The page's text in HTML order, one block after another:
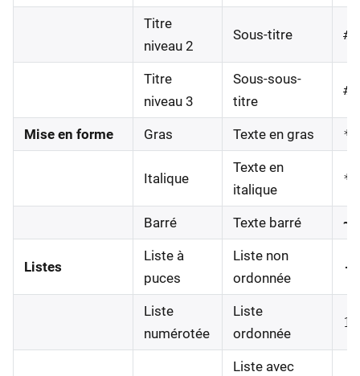
Titre
niveau 2
Sous-titre
Titre
niveau 3
Sous-sous-
titre
Mise en forme Gras Texte en gras
Italique
Texte en
italique
Barré Texte barré
Listes
Liste à
puces
Liste non
ordonnée
-
Liste
numérotée
Liste
ordonnée
Liste avec